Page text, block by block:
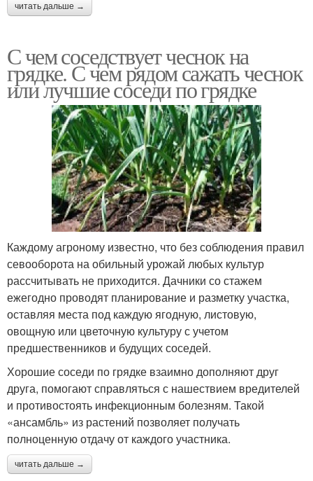
читать дальше →
С чем соседствует чеснок на
грядке. С чем рядом сажать чеснок
или лучшие соседи по грядке
Каждому агроному известно, что без соблюдения правил
севооборота на обильный урожай любых культур
рассчитывать не приходится. Дачники со стажем
ежегодно проводят планирование и разметку участка,
оставляя места под каждую ягодную, листовую,
овощную или цветочную культуру с учетом
предшественников и будущих соседей.
Хорошие соседи по грядке взаимно дополняют друг
друга, помогают справляться с нашествием вредителей
и противостоять инфекционным болезням. Такой
«ансамбль» из растений позволяет получать
полноценную отдачу от каждого участника.
читать дальше →